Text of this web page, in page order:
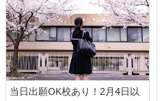
当日出願OK校あり！2月4日以